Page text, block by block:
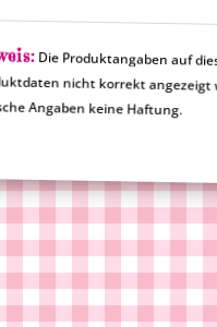
Die Produktangaben auf
möglich, dass Produktdaten
Angaben keine Haftung.